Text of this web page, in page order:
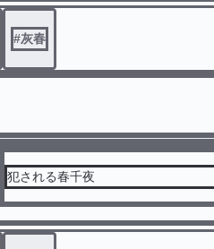
#灰春
犯される春千夜